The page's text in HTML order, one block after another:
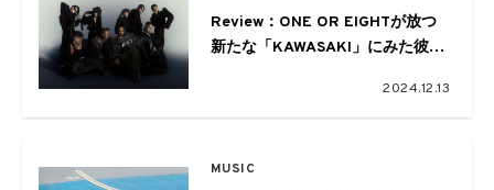
Review：ONE OR EIGHTが放つ
新たな「KAWASAKI」にみた彼ら
2024.12.13
MUSIC